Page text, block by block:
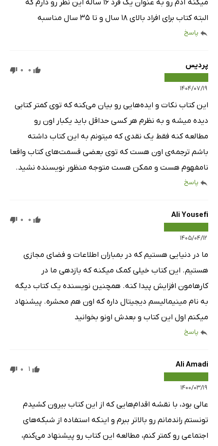
میکنه آدم رو به عنوان یک فرد ۱۶ ساله این نظر رو دارم که
البته کتاب برای افراد بالای ۱۸ سال و تا ۳۵ سال مناسبه
پاسخ
پردیس
۱۴۰۴/۰۷/۱۹
0
0
این کتاب نکات و ایده‌هایی رو بیان می‌کنه که توی کمتر کتابی
دیده میشه و به نظرم هر کسی حداقل باید یکبار اون رو
مطالعه کنه فقط یک نقدی که میتونم به این کتاب داشته
باشم ترجمه‌ی اون هست که توی بعضی قسمت‌های کتاب واقعا
نامفهوم هست و ممکن هست متوجه منظور نویسنده نشید.
پاسخ
Ali Yousefi
۱۴۰۵/۰۴/۱۲
0
0
ما در دنیایی هستیم که در بمباران اطلاعات و فضای مجازی
هستیم. این کتاب خیلی کمک میکنه که بازدهی ما در
کارهامون افزایش پیدا کنه. همچنین نویسنده یک کتاب دیگه
به نام مینیمالیسم دیجیتال داره که اون هم محشره. پیشنهاد
میکنم اول این کتاب و بعدش اونو بخوانید
پاسخ
Ali Amadi
۱۴۰۰/۰۳/۱۹
1
0
عالی بود، با نقشه اقدام‌هایی که از این کتاب بیرون کشیدم
تونستم راندمانم رو بالاتر ببرم و اینکه استفاده از شبکه‌های
اجتماعی رو کمتر کنم، مطالعه این کتاب رو پیشنهاد می‌کنم،